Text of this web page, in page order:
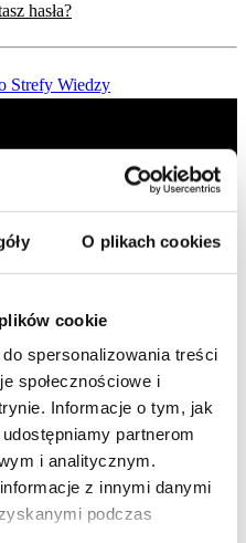
O plikach cookies
cookie
spersonalizowania treści
społecznościowe i
Informacje o tym, jak
partnerom
i analitycznym.
z innymi danymi
podczas
hasła?
Strefy Wiedzy
Szpilka